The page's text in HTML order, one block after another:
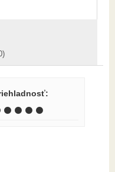
:
⚫ ⚫ ⚫ ⚫